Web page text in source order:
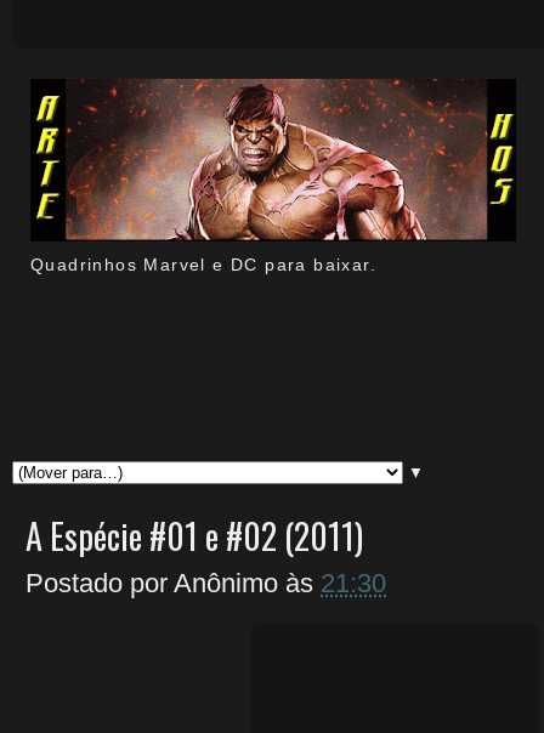
Quadrinhos Marvel e DC para baixar.
▼
A Espécie #01 e #02 (2011)
Postado por Anônimo às 21:30